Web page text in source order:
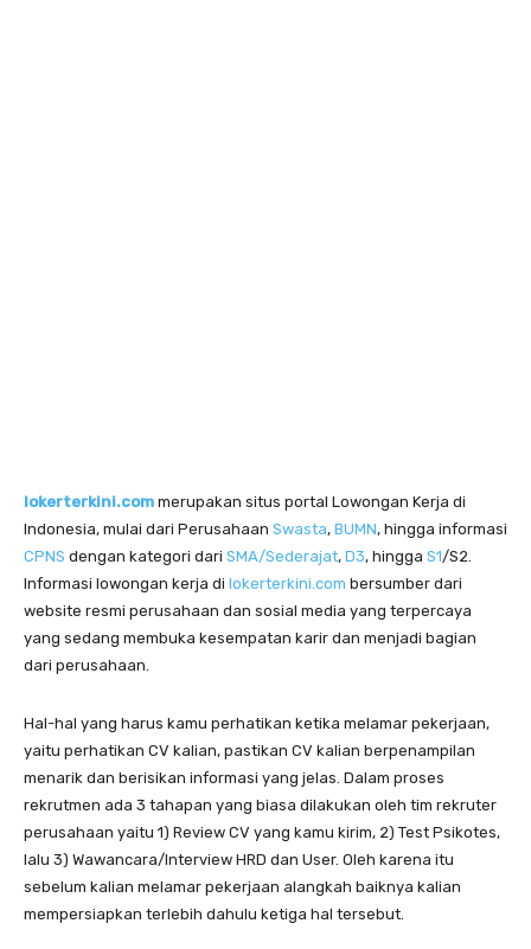
lokerterkini.com merupakan situs portal Lowongan Kerja di
Indonesia, mulai dari Perusahaan Swasta, BUMN, hingga informasi
CPNS dengan kategori dari SMA/Sederajat, D3, hingga S1/S2.
Informasi lowongan kerja di lokerterkini.com bersumber dari
website resmi perusahaan dan sosial media yang terpercaya
yang sedang membuka kesempatan karir dan menjadi bagian
dari perusahaan.
Hal-hal yang harus kamu perhatikan ketika melamar pekerjaan,
yaitu perhatikan CV kalian, pastikan CV kalian berpenampilan
menarik dan berisikan informasi yang jelas. Dalam proses
rekrutmen ada 3 tahapan yang biasa dilakukan oleh tim rekruter
perusahaan yaitu 1) Review CV yang kamu kirim, 2) Test Psikotes,
lalu 3) Wawancara/Interview HRD dan User. Oleh karena itu
sebelum kalian melamar pekerjaan alangkah baiknya kalian
mempersiapkan terlebih dahulu ketiga hal tersebut.